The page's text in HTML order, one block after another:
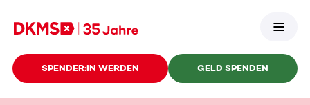
SPENDER:IN WERDEN GELD SPENDEN